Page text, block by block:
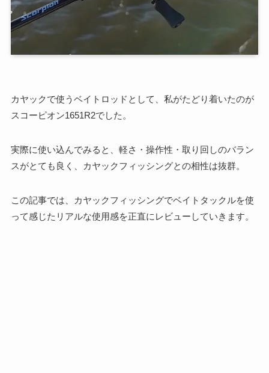
カヤックで使うベイトロッドとして、私がたどり着いたのが
スコーピオン1651R2でした。
実際に使い込んでみると、軽さ・操作性・取り回しのバラン
スがとても良く、カヤックフィッシングとの相性は抜群。
この記事では、カヤックフィッシングでベイトタックルを使
って感じたリアルな使用感を正直にレビューしていきます。